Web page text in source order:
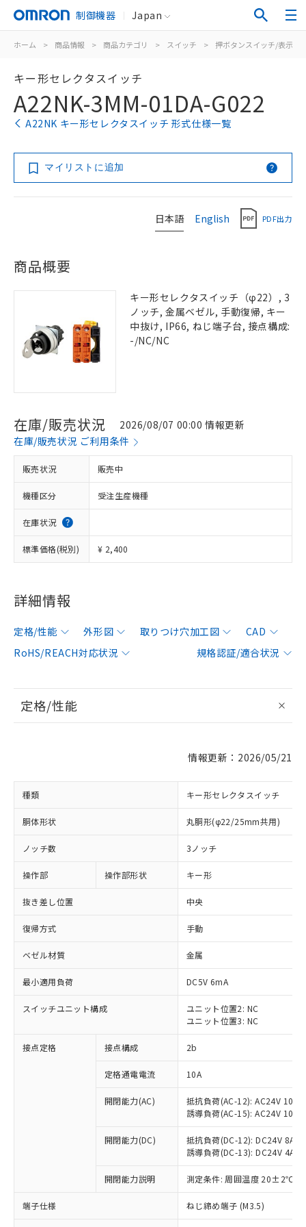
制御機器 Japan
ホーム > 商品情報 > 商品カテゴリ > スイッチ > 押ボタンスイッチ/表示灯
キー形セレクタスイッチ
A22NK-3MM-01DA-G022
A22NK キー形セレクタスイッチ 形式仕様一覧
マイリストに追加
日本語 English PDF出力
商品概要
キー形セレクタスイッチ（φ22）, 3
ノッチ, 金属ベゼル, 手動復帰, キー
中抜け, IP66, ねじ端子台, 接点構成:
-/NC/NC
在庫/販売状況
2026/08/07 00:00 情報更新
在庫/販売状況 ご利用条件
販売状況 販売中
機種区分 受注生産機種
在庫状況
標準価格(税別) ¥ 2,400
詳細情報
定格/性能 外形図 取りつけ穴加工図
CAD
RoHS/REACH対応状況
規格認証/適合状況
定格/性能
情報更新：2026/05/21
種類 キー形セレクタスイッチ
胴体形状 丸胴形(φ22/25mm共用)
ノッチ数 3ノッチ
操作部 操作部形状 キー形
抜き差し位置 中央
復帰方式 手動
ベゼル材質 金属
最小適用負荷 DC5V 6mA
スイッチユニット構成
ユニット位置2: NC
ユニット位置3: NC
接点定格 接点構成 2b
定格通電電流 10A
開閉能力(AC)
抵抗負荷(AC-12): AC24V 10A/
誘導負荷(AC-15): AC24V
開閉能力(DC)
抵抗負荷(DC-12): DC24V 8A/
誘導負荷(DC-13): DC24V 4A/
開閉能力説明 測定条件: 周囲温度 20±2℃、
端子仕様 ねじ締め端子 (M3.5)
ご利用条件
以下の条件をお読みいただき、同意のうえ
対応済み：EU RoHS指令（10物質）の
非含有に対応した製品が提供可能な商品で
対応予定：EU RoHS指令（10物質）の非含
有に対応した製品に切り替える予定のある
対応予定なし：EU RoHS指令（10物質）の
非含有に非対応の商品で、対応品を出す予